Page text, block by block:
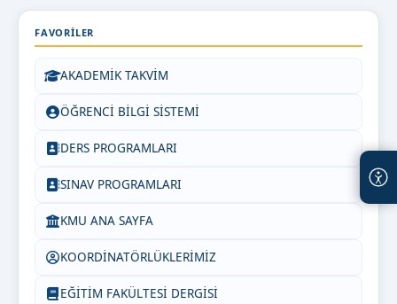
FAVORILER
AKADEMİK TAKVİM
ÖĞRENCİ BİLGİ SİSTEMİ
DERS PROGRAMLARI
SINAV PROGRAMLARI
KMU ANA SAYFA
KOORDİNATÖRLÜKLERİMİZ
EĞİTİM FAKÜLTESİ DERGİSİ